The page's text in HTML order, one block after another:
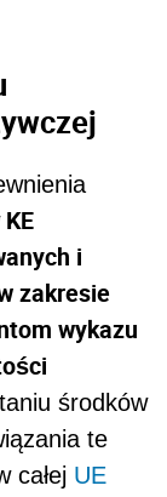
KE
i
zakresie
wykazu
środków
te
całej UE